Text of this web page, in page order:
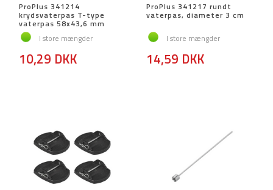
ProPlus 341214
krydsvaterpas T-type
vaterpas 58x43,6 mm
I store mængder
10,29 DKK
ProPlus 341217 rundt
vaterpas, diameter 3 cm
I store mængder
14,59 DKK